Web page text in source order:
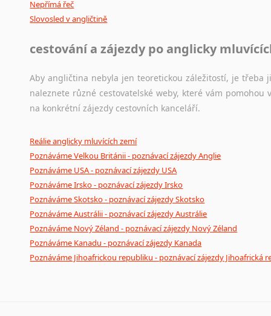
Nepřímá řeč
Slovosled v angličtině
cestování a zájezdy po anglicky
Aby angličtina nebyla jen teoretickou záležitostí, je
naleznete různé cestovatelské weby, které vám
na konkrétní zájezdy cestovních kanceláří.
Reálie anglicky mluvících zemí
Poznáváme Velkou Británii - poznávací zájezdy Anglie
Poznáváme USA - poznávací zájezdy USA
Poznáváme Irsko - poznávací zájezdy Irsko
Poznáváme Skotsko - poznávací zájezdy Skotsko
Poznáváme Austrálii - poznávací zájezdy Austrálie
Poznáváme Nový Zéland - poznávací zájezdy Nový Zéland
Poznáváme Kanadu - poznávací zájezdy Kanada
Poznáváme Jihoafrickou republiku - poznávací zájezdy Jihoafrická